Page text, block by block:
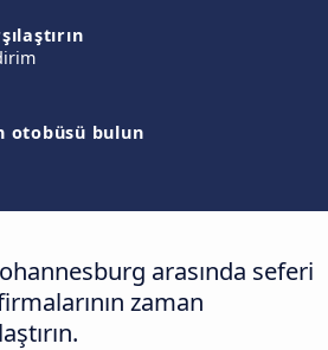
otobüsü bulun
arasında seferi
zaman